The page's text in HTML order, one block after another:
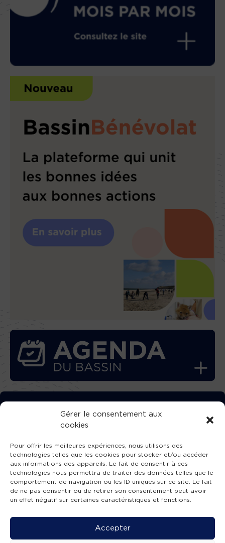
Gérer le consentement aux
cookies
Pour offrir les meilleures expériences, nous utilisons des
technologies telles que les cookies pour stocker et/ou accéder
aux informations des appareils. Le fait de consentir à ces
technologies nous permettra de traiter des données telles que le
comportement de navigation ou les ID uniques sur ce site. Le fait
de ne pas consentir ou de retirer son consentement peut avoir
un effet négatif sur certaines caractéristiques et fonctions.
Accepter
TÉLÉCHARGEZ GRATUITEMENT
L’APPLICATION TVBA !
SUIVEZ-NOUS !
Mentions légales -Accessibilité